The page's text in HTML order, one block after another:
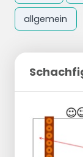
allgemein